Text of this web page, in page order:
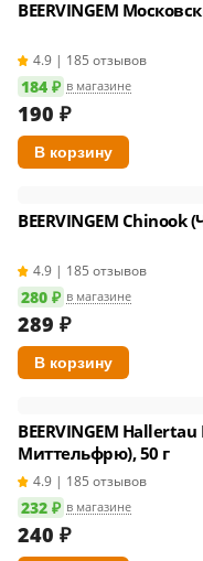
BEERVINGEM
4.9 | 185 отзывов
184 ₽ в магазине
190 ₽
BEERVINGEM Chinook
4.9 | 185 отзывов
280 ₽ в магазине
289 ₽
BEERVINGEM
Миттельфрю), 50 г
4.9 | 185 отзывов
232 ₽ в магазине
240 ₽